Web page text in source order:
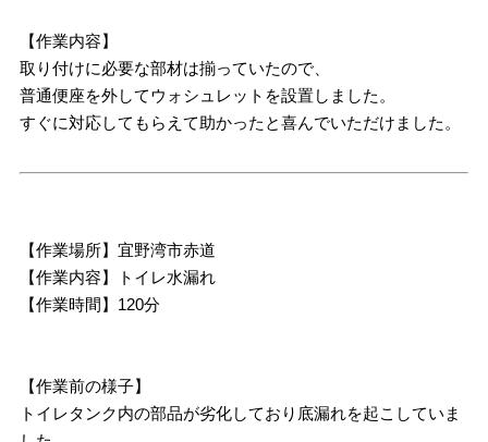
【作業内容】
取り付けに必要な部材は揃っていたので、
普通便座を外してウォシュレットを設置しました。
すぐに対応してもらえて助かったと喜んでいただけました。
【作業場所】宜野湾市赤道
【作業内容】トイレ水漏れ
【作業時間】120分
【作業前の様子】
トイレタンク内の部品が劣化しており底漏れを起こしていま